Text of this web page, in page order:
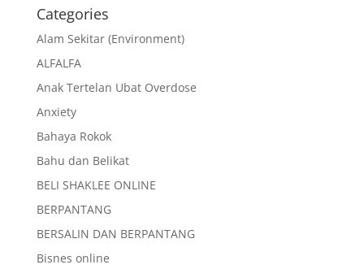
Categories
Alam Sekitar (Environment)
ALFALFA
Anak Tertelan Ubat Overdose
Anxiety
Bahaya Rokok
Bahu dan Belikat
BELI SHAKLEE ONLINE
BERPANTANG
BERSALIN DAN BERPANTANG
Bisnes online